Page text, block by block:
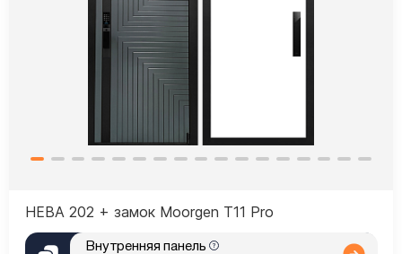
НЕВА 202 + замок Moorgen T11 Pro
Внутренняя панель